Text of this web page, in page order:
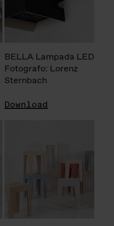
BELLA Lampada LED
Fotografo: Lorenz
Sternbach
Download